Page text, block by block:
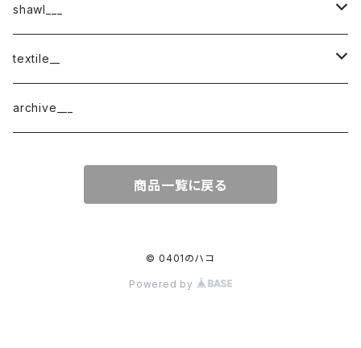
shawl___
cotton
border
cotton × wool
textile__
織物
archive___
商品一覧に戻る
© 0401のハコ
Powered by